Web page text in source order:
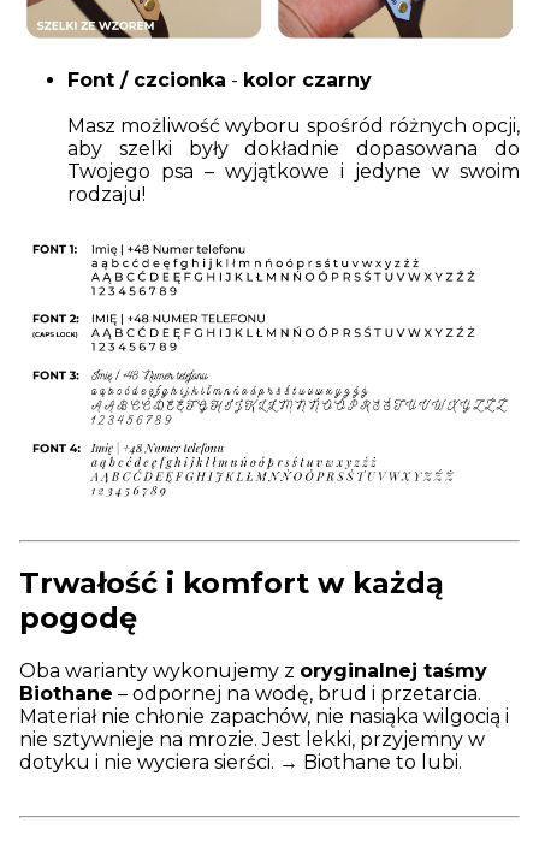
Font / czcionka - kolor czarny
Masz możliwość wyboru spośród różnych opcji,
aby szelki były dokładnie dopasowana do
Twojego psa – wyjątkowe i jedyne w swoim
rodzaju!
Trwałość i komfort w każdą
pogodę
Oba warianty wykonujemy z oryginalnej taśmy
Biothane – odpornej na wodę, brud i przetarcia.
Materiał nie chłonie zapachów, nie nasiąka wilgocią i
nie sztywnieje na mrozie. Jest lekki, przyjemny w
dotyku i nie wyciera sierści. → Biothane to lubi.